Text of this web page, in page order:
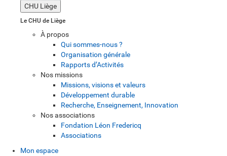
CHU Liège
Le CHU de Liège
À propos
Qui sommes-nous ?
Organisation générale
Rapports d’Activités
Nos missions
Missions, visions et valeurs
Développement durable
Recherche, Enseignement, Innovation
Nos associations
Fondation Léon Fredericq
Associations
Mon espace